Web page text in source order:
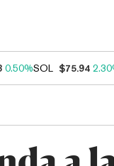
0.50%SOL $75.94